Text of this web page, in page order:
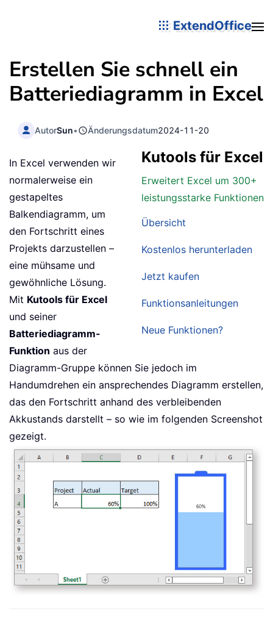
ExtendOffice
Erstellen Sie schnell ein
Batteriediagramm in Excel
AutorSun• Änderungsdatum2024-11-20
Kutools für Excel
Erweitert Excel um 300+
leistungsstarke Funktionen
Übersicht
Kostenlos herunterladen
Jetzt kaufen
Funktionsanleitungen
Neue Funktionen?
In Excel verwenden wir
normalerweise ein
gestapeltes
Balkendiagramm, um
den Fortschritt eines
Projekts darzustellen –
eine mühsame und
gewöhnliche Lösung.
Mit Kutools für Excel
und seiner
Batteriediagramm-
Funktion aus der
Diagramm-Gruppe können Sie jedoch im
Handumdrehen ein ansprechendes Diagramm erstellen,
das den Fortschritt anhand des verbleibenden
Akkustands darstellt – so wie im folgenden Screenshot
gezeigt.